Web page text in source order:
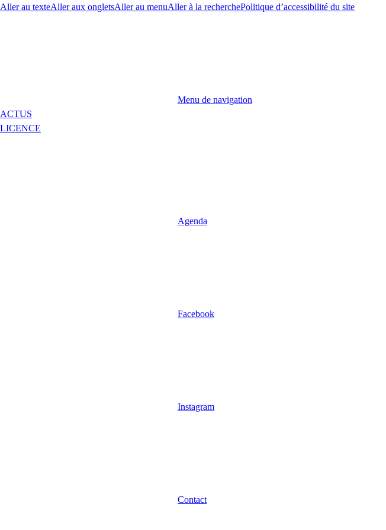
Aller au texteAller aux ongletsAller au menuAller à la recherchePolitique d’accessibilité du site
Menu de navigation
ACTUS
LICENCE
Agenda
Facebook
Instagram
Contact